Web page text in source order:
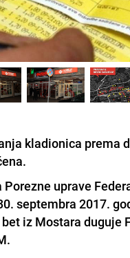
kladionica prema
uprave
septembra 2017.
iz Mostara duguje